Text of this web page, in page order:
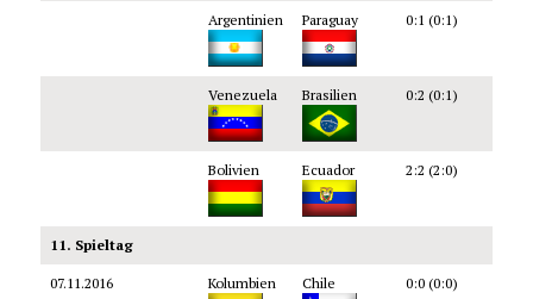
Argentinien Paraguay 0:1 (0:1)
Venezuela Brasilien 0:2 (0:1)
Bolivien Ecuador 2:2 (2:0)
11. Spieltag
07.11.2016 Kolumbien Chile 0:0 (0:0)